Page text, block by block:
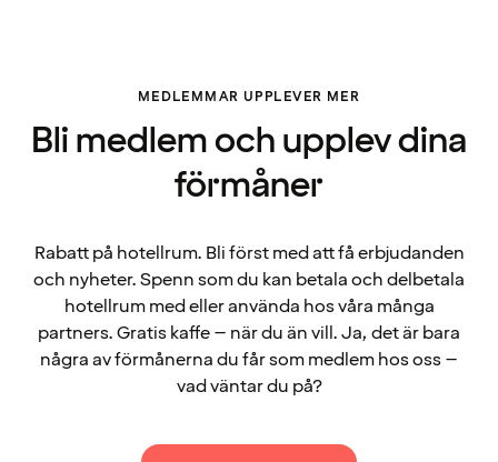
MEDLEMMAR UPPLEVER MER
Bli medlem och upplev dina
förmåner
Rabatt på hotellrum. Bli först med att få erbjudanden
och nyheter. Spenn som du kan betala och delbetala
hotellrum med eller använda hos våra många
partners. Gratis kaffe – när du än vill. Ja, det är bara
några av förmånerna du får som medlem hos oss –
vad väntar du på?